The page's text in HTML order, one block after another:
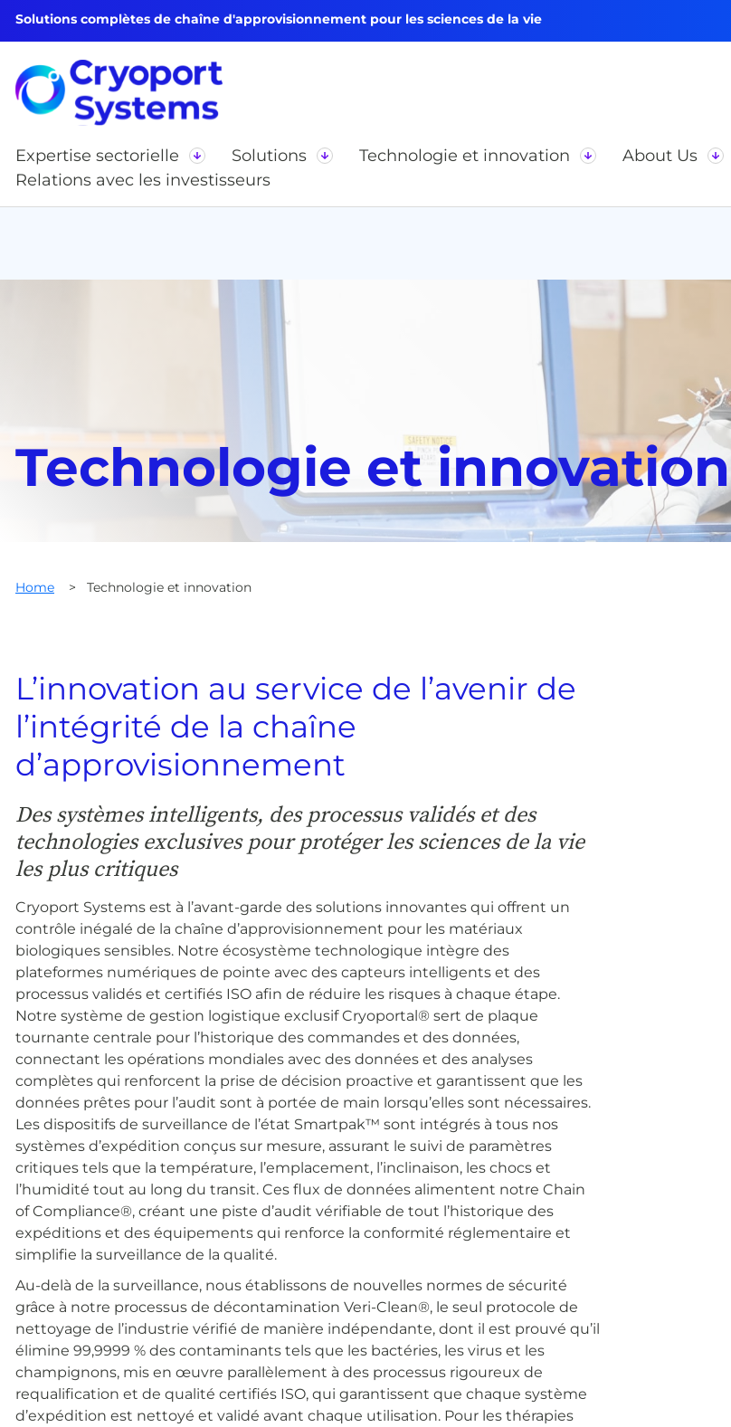
Solutions complètes de chaîne d'approvisionnement pour les sciences de la vie
Expertise sectorielle Solutions Technologie et innovation About Us
Relations avec les investisseurs
Technologie et innovation
Home > Technologie et innovation
L’innovation au service de l’avenir de
l’intégrité de la chaîne
d’approvisionnement
Des systèmes intelligents, des processus validés et des
technologies exclusives pour protéger les sciences de la vie
les plus critiques
Cryoport Systems est à l’avant-garde des solutions innovantes qui offrent un
contrôle inégalé de la chaîne d’approvisionnement pour les matériaux
biologiques sensibles. Notre écosystème technologique intègre des
plateformes numériques de pointe avec des capteurs intelligents et des
processus validés et certifiés ISO afin de réduire les risques à chaque étape.
Notre système de gestion logistique exclusif Cryoportal® sert de plaque
tournante centrale pour l’historique des commandes et des données,
connectant les opérations mondiales avec des données et des analyses
complètes qui renforcent la prise de décision proactive et garantissent que les
données prêtes pour l’audit sont à portée de main lorsqu’elles sont nécessaires.
Les dispositifs de surveillance de l’état Smartpak™ sont intégrés à tous nos
systèmes d’expédition conçus sur mesure, assurant le suivi de paramètres
critiques tels que la température, l’emplacement, l’inclinaison, les chocs et
l’humidité tout au long du transit. Ces flux de données alimentent notre Chain
of Compliance®, créant une piste d’audit vérifiable de tout l’historique des
expéditions et des équipements qui renforce la conformité réglementaire et
simplifie la surveillance de la qualité.
Au-delà de la surveillance, nous établissons de nouvelles normes de sécurité
grâce à notre processus de décontamination Veri-Clean®, le seul protocole de
nettoyage de l’industrie vérifié de manière indépendante, dont il est prouvé qu’il
élimine 99,9999 % des contaminants tels que les bactéries, les virus et les
champignons, mis en œuvre parallèlement à des processus rigoureux de
requalification et de qualité certifiés ISO, qui garantissent que chaque système
d’expédition est nettoyé et validé avant chaque utilisation. Pour les thérapies